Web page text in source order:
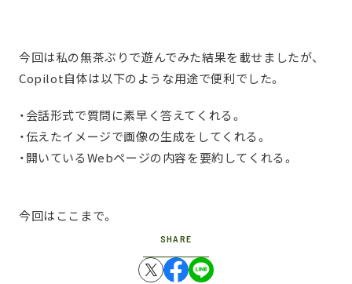
今回は私の無茶ぶりで遊んでみた結果を載せましたが、
Copilot自体は以下のような用途で便利でした。
・会話形式で質問に素早く答えてくれる。
・伝えたイメージで画像の生成をしてくれる。
・開いているWebページの内容を要約してくれる。
今回はここまで。
SHARE